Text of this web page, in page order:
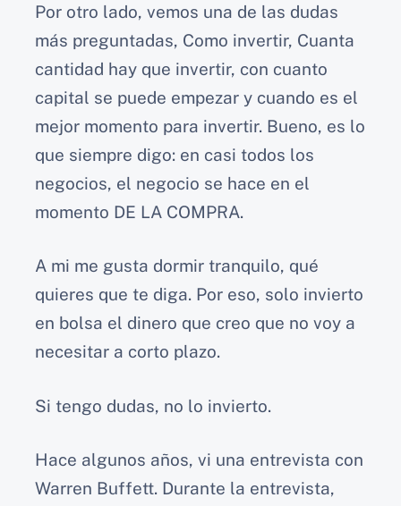
Por otro lado, vemos una de las dudas
más preguntadas, Como invertir, Cuanta
cantidad hay que invertir, con cuanto
capital se puede empezar y cuando es el
mejor momento para invertir. Bueno, es lo
que siempre digo: en casi todos los
negocios, el negocio se hace en el
momento DE LA COMPRA.
A mi me gusta dormir tranquilo, qué
quieres que te diga. Por eso, solo invierto
en bolsa el dinero que creo que no voy a
necesitar a corto plazo.
Si tengo dudas, no lo invierto.
Hace algunos años, vi una entrevista con
Warren Buffett. Durante la entrevista,